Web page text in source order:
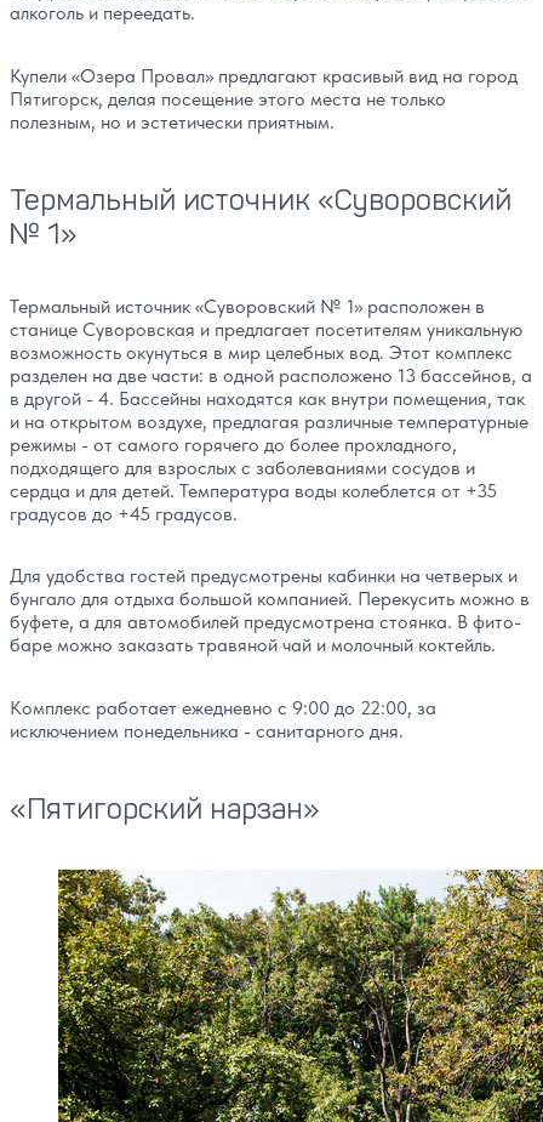
алкоголь и переедать.
Купели «Озера Провал» предлагают красивый вид на город
Пятигорск, делая посещение этого места не только
полезным, но и эстетически приятным.
Термальный источник «Суворовский
№ 1»
Термальный источник «Суворовский № 1» расположен в
станице Суворовская и предлагает посетителям уникальную
возможность окунуться в мир целебных вод. Этот комплекс
разделен на две части: в одной расположено 13 бассейнов, а
в другой - 4. Бассейны находятся как внутри помещения, так
и на открытом воздухе, предлагая различные температурные
режимы - от самого горячего до более прохладного,
подходящего для взрослых с заболеваниями сосудов и
сердца и для детей. Температура воды колеблется от +35
градусов до +45 градусов.
Для удобства гостей предусмотрены кабинки на четверых и
бунгало для отдыха большой компанией. Перекусить можно в
буфете, а для автомобилей предусмотрена стоянка. В фито-
баре можно заказать травяной чай и молочный коктейль.
Комплекс работает ежедневно с 9:00 до 22:00, за
исключением понедельника - санитарного дня.
«Пятигорский нарзан»